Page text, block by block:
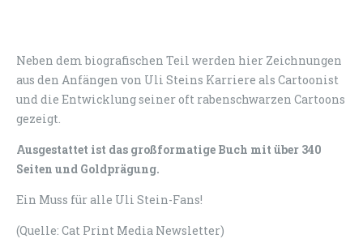
Neben dem biografischen Teil werden hier Zeichnungen
aus den Anfängen von Uli Steins Karriere als Cartoonist
und die Entwicklung seiner oft rabenschwarzen Cartoons
gezeigt.
Ausgestattet ist das großformatige Buch mit über 340
Seiten und Goldprägung.
Ein Muss für alle Uli Stein-Fans!
(Quelle: Cat Print Media Newsletter)